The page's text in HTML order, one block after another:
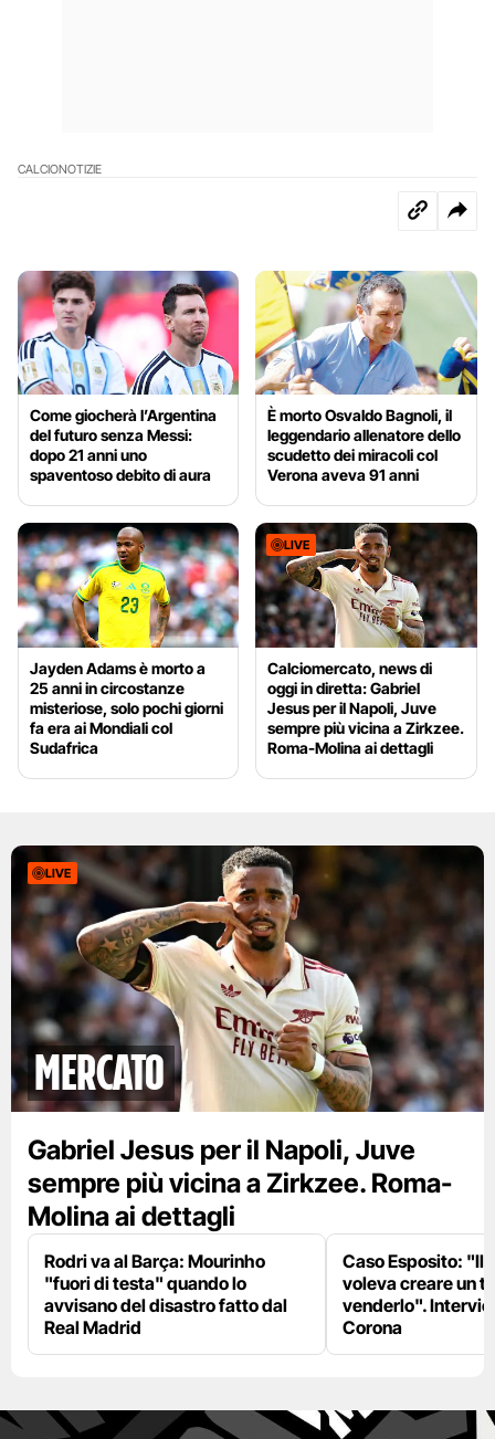
CALCIONOTIZIE
Come giocherà l’Argentina
del futuro senza Messi:
dopo 21 anni uno
spaventoso debito di aura
È morto Osvaldo Bagnoli, il
leggendario allenatore dello
scudetto dei miracoli col
Verona aveva 91 anni
Jayden Adams è morto a
25 anni in circostanze
misteriose, solo pochi giorni
fa era ai Mondiali col
Sudafrica
LIVE
Calciomercato, news di
oggi in diretta: Gabriel
Jesus per il Napoli, Juve
sempre più vicina a Zirkzee.
Roma-Molina ai dettagli
LIVE
mercato
Gabriel Jesus per il Napoli, Juve
sempre più vicina a Zirkzee. Roma-
Molina ai dettagli
Rodri va al Barça: Mourinho
"fuori di testa" quando lo
avvisano del disastro fatto dal
Real Madrid
Caso Esposito: "Il
voleva creare un
venderlo".
Corona